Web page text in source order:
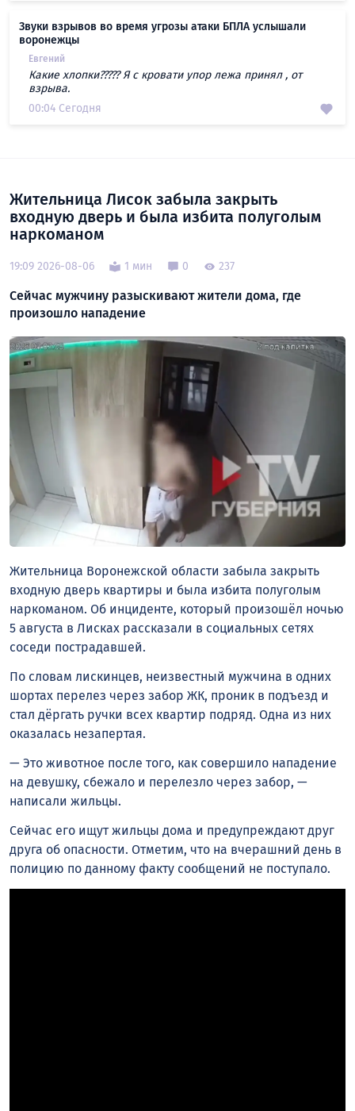
Звуки взрывов во время угрозы атаки БПЛА услышали
воронежцы
Евгений
Какие хлопки????? Я с кровати упор лежа принял , от
взрыва.
00:04 Сегодня
Жительница Лисок забыла закрыть
входную дверь и была избита полуголым
наркоманом
19:09 2026-08-06 1 мин 0 237
Сейчас мужчину разыскивают жители дома, где
произошло нападение
Жительница Воронежской области забыла закрыть
входную дверь квартиры и была избита полуголым
наркоманом. Об инциденте, который произошёл ночью
5 августа в Лисках рассказали в социальных сетях
соседи пострадавшей.
По словам лискинцев, неизвестный мужчина в одних
шортах перелез через забор ЖК, проник в подъезд и
стал дёргать ручки всех квартир подряд. Одна из них
оказалась незапертая.
— Это животное после того, как совершило нападение
на девушку, сбежало и перелезло через забор, —
написали жильцы.
Сейчас его ищут жильцы дома и предупреждают друг
друга об опасности. Отметим, что на вчерашний день в
полицию по данному факту сообщений не поступало.